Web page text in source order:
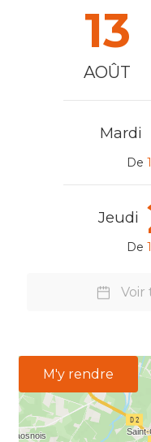
13
AOÛT
Mardi
De
Jeudi
De
Voir
M'y rendre